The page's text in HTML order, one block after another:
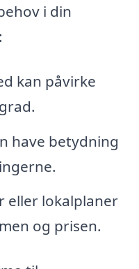
i din
kan påvirke
have betydning
eller lokalplaner
og prisen.